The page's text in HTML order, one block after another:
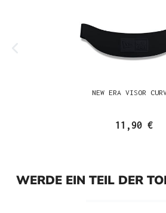
NEW ERA VISOR
11,90 €
WERDE EIN TEIL DER